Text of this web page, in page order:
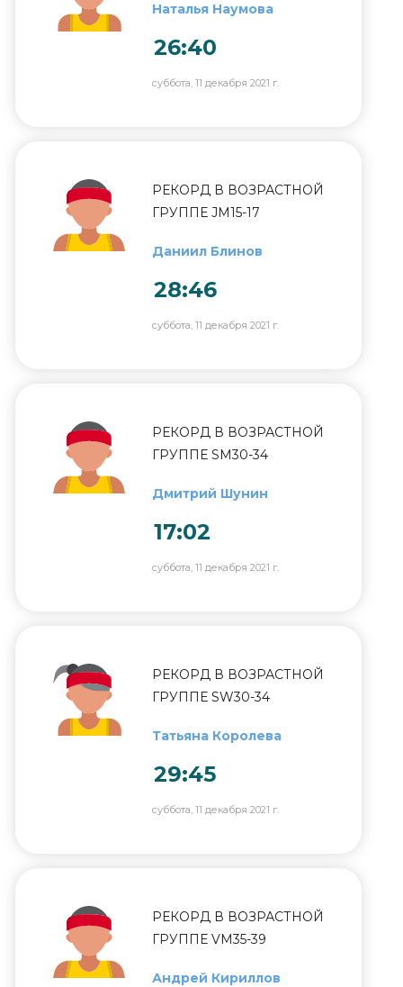
Наталья Наумова
26:40
суббота, 11 декабря 2021 г.
РЕКОРД В ВОЗРАСТНОЙ
ГРУППЕ JM15-17
Даниил Блинов
28:46
суббота, 11 декабря 2021 г.
РЕКОРД В ВОЗРАСТНОЙ
ГРУППЕ SM30-34
Дмитрий Шунин
17:02
суббота, 11 декабря 2021 г.
РЕКОРД В ВОЗРАСТНОЙ
ГРУППЕ SW30-34
Татьяна Королева
29:45
суббота, 11 декабря 2021 г.
РЕКОРД В ВОЗРАСТНОЙ
ГРУППЕ VM35-39
Андрей Кириллов